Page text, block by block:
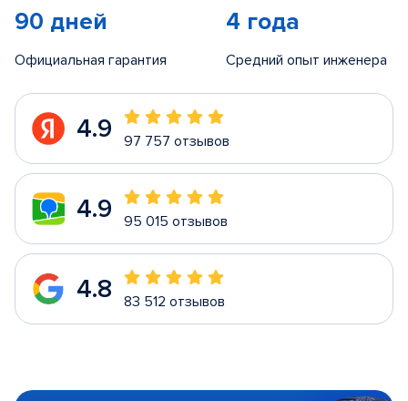
90 дней
Официальная гарантия
4 года
Средний опыт инженера
4.9 97 757 отзывов
4.9 95 015 отзывов
4.8 83 512 отзывов